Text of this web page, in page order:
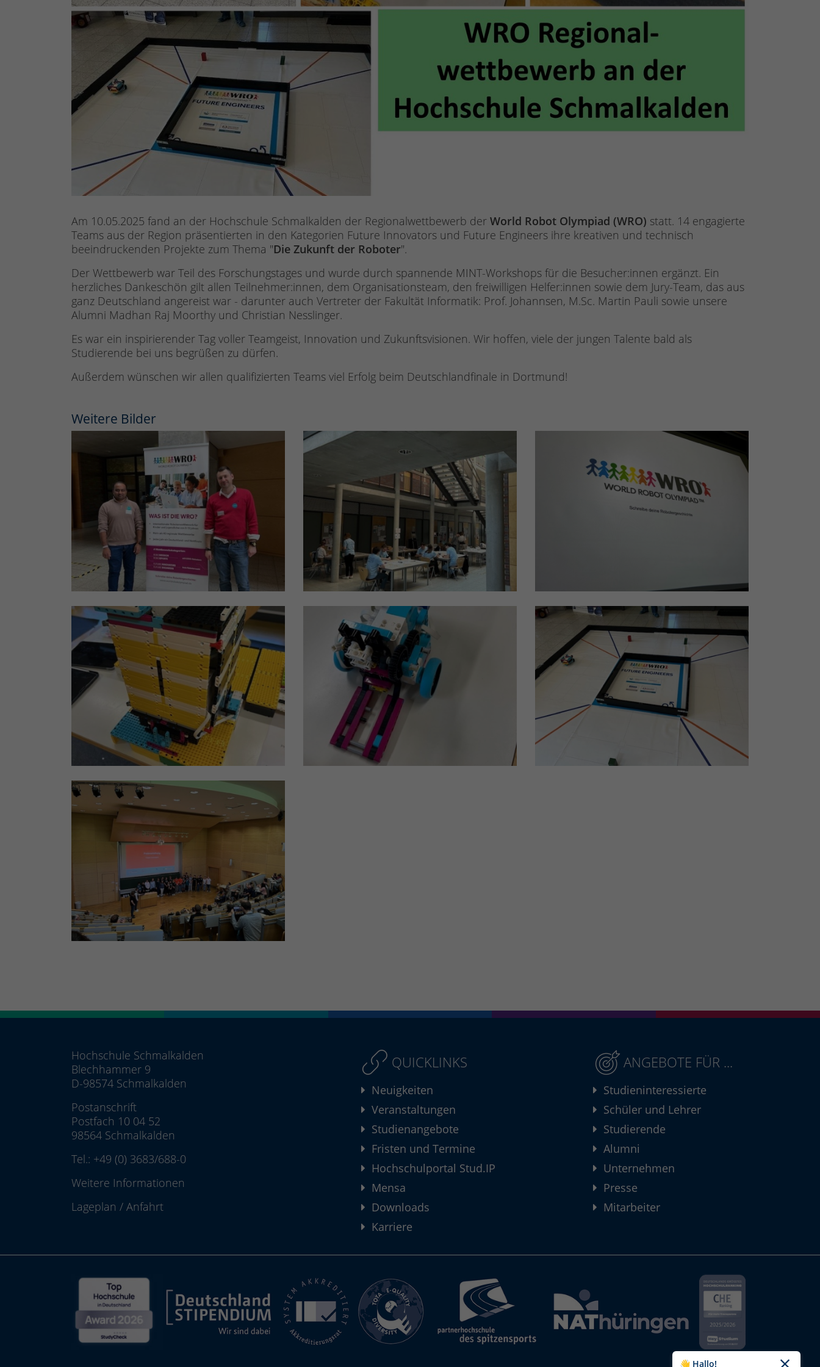
Am 10.05.2025 fand an der Hochschule Schmalkalden der Regionalwettbewerb der World Robot Olympiad (WRO) statt. 14 engagierte
Teams aus der Region präsentierten in den Kategorien Future Innovators und Future Engineers ihre kreativen und technisch
beeindruckenden Projekte zum Thema "Die Zukunft der Roboter".
Der Wettbewerb war Teil des Forschungstages und wurde durch spannende MINT-Workshops für die Besucher:innen ergänzt. Ein
herzliches Dankeschön gilt allen Teilnehmer:innen, dem Organisationsteam, den freiwilligen Helfer:innen sowie dem Jury-Team, das aus
ganz Deutschland angereist war - darunter auch Vertreter der Fakultät Informatik: Prof. Johannsen, M.Sc. Martin Pauli sowie unsere
Alumni Madhan Raj Moorthy und Christian Nesslinger.
Es war ein inspirierender Tag voller Teamgeist, Innovation und Zukunftsvisionen. Wir hoffen, viele der jungen Talente bald als
Studierende bei uns begrüßen zu dürfen.
Außerdem wünschen wir allen qualifizierten Teams viel Erfolg beim Deutschlandfinale in Dortmund!
Weitere Bilder
Hochschule Schmalkalden
Blechhammer 9
D-98574 Schmalkalden
Postanschrift
Postfach 10 04 52
98564 Schmalkalden
Tel.: +49 (0) 3683/688-0
Weitere Informationen
Lageplan / Anfahrt
QUICKLINKS
Neuigkeiten
Veranstaltungen
Studienangebote
Fristen und Termine
Hochschulportal Stud.IP
Mensa
Downloads
Karriere
ANGEBOTE FÜR ...
Studieninteressierte
Schüler und Lehrer
Studierende
Alumni
Unternehmen
Presse
Mitarbeiter
👋 Hallo!